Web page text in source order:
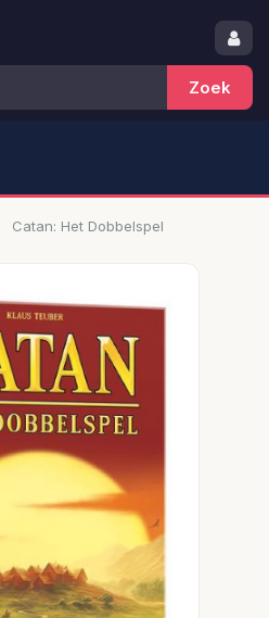
Catan: Het Dobbelspel